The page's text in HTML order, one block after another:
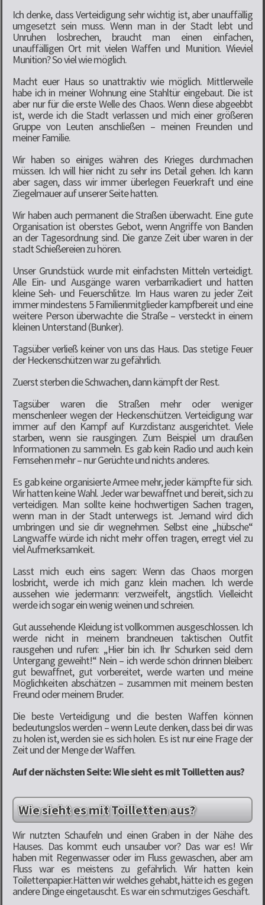
Ich denke, dass Verteidigung sehr wichtig ist, aber unauffällig
umgesetzt sein muss. Wenn man in der Stadt lebt und
Unruhen losbrechen, braucht man einen einfachen,
unauffälligen Ort mit vielen Waffen und Munition. Wieviel
Munition? So viel wie möglich.
Macht euer Haus so unattraktiv wie möglich. Mittlerweile
habe ich in meiner Wohnung eine Stahltür eingebaut. Die ist
aber nur für die erste Welle des Chaos. Wenn diese abgeebbt
ist, werde ich die Stadt verlassen und mich einer größeren
Gruppe von Leuten anschließen – meinen Freunden und
meiner Familie.
Wir haben so einiges währen des Krieges durchmachen
müssen. Ich will hier nicht zu sehr ins Detail gehen. Ich kann
aber sagen, dass wir immer überlegen Feuerkraft und eine
Ziegelmauer auf unserer Seite hatten.
Wir haben auch permanent die Straßen überwacht. Eine gute
Organisation ist oberstes Gebot, wenn Angriffe von Banden
an der Tagesordnung sind. Die ganze Zeit über waren in der
stadt Schießereien zu hören.
Unser Grundstück wurde mit einfachsten Mitteln verteidigt.
Alle Ein- und Ausgänge waren verbarrikadiert und hatten
kleine Seh- und Feuerschlitze. Im Haus waren zu jeder Zeit
immer mindestens 5 Familienmitglieder kampfbereit und eine
weitere Person überwachte die Straße – versteckt in einem
kleinen Unterstand (Bunker).
Tagsüber verließ keiner von uns das Haus. Das stetige Feuer
der Heckenschützen war zu gefährlich.
Zuerst sterben die Schwachen, dann kämpft der Rest.
Tagsüber waren die Straßen mehr oder weniger
menschenleer wegen der Heckenschützen. Verteidigung war
immer auf den Kampf auf Kurzdistanz ausgerichtet. Viele
starben, wenn sie rausgingen. Zum Beispiel um draußen
Informationen zu sammeln. Es gab kein Radio und auch kein
Fernsehen mehr – nur Gerüchte und nichts anderes.
Es gab keine organisierte Armee mehr, jeder kämpfte für sich.
Wir hatten keine Wahl. Jeder war bewaffnet und bereit, sich zu
verteidigen. Man sollte keine hochwertigen Sachen tragen,
wenn man in der Stadt unterwegs ist. Jemand wird dich
umbringen und sie dir wegnehmen. Selbst eine „hübsche“
Langwaffe würde ich nicht mehr offen tragen, erregt viel zu
viel Aufmerksamkeit.
Lasst mich euch eins sagen: Wenn das Chaos morgen
losbricht, werde ich mich ganz klein machen. Ich werde
aussehen wie jedermann: verzweifelt, ängstlich. Vielleicht
werde ich sogar ein wenig weinen und schreien.
Gut aussehende Kleidung ist vollkommen ausgeschlossen. Ich
werde nicht in meinem brandneuen taktischen Outfit
rausgehen und rufen: „Hier bin ich. Ihr Schurken seid dem
Untergang geweiht!“ Nein – ich werde schön drinnen bleiben:
gut bewaffnet, gut vorbereitet, werde warten und meine
Möglichkeiten abschätzen – zusammen mit meinem besten
Freund oder meinem Bruder.
Die beste Verteidigung und die besten Waffen können
bedeutungslos werden – wenn Leute denken, dass bei dir was
zu holen ist, werden sie es sich holen. Es ist nur eine Frage der
Zeit und der Menge der Waffen.
Auf der nächsten Seite: Wie sieht es mit Toilletten aus?
Wie sieht es mit Toilletten aus?
Wir nutzten Schaufeln und einen Graben in der Nähe des
Hauses. Das kommt euch unsauber vor? Das war es! Wir
haben mit Regenwasser oder im Fluss gewaschen, aber am
Fluss war es meistens zu gefährlich. Wir hatten kein
Toilettenpapier.Hätten wir welches gehabt, hätte ich es gegen
andere Dinge eingetauscht. Es war ein schmutziges Geschäft.